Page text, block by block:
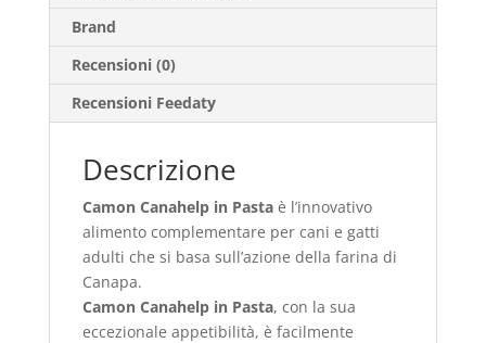
Brand
Recensioni (0)
Recensioni Feedaty
Descrizione
Camon Canahelp in Pasta è l’innovativo
alimento complementare per cani e gatti
adulti che si basa sull’azione della farina di
Canapa.
Camon Canahelp in Pasta, con la sua
eccezionale appetibilità, è facilmente